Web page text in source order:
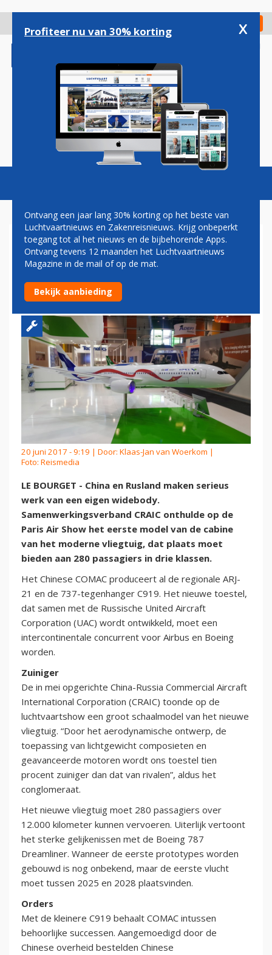
gaan
Check in
Magazine Podcasts Vacatures
CRAIC ONTHULT INTERIEUR
CHINEES-RUSSISCHE
TEGENHANGER BOEING 787
20 juni 2017 - 9:19 | Door: Klaas-Jan van Woerkom |
Foto: Reismedia
LE BOURGET - China en Rusland maken serieus
werk van een eigen widebody.
Samenwerkingsverband CRAIC onthulde op de
Paris Air Show het eerste model van de cabine
van het moderne vliegtuig, dat plaats moet
bieden aan 280 passagiers in drie klassen.
Het Chinese COMAC produceert al de regionale ARJ-
21 en de 737-tegenhanger C919. Het nieuwe toestel,
dat samen met de Russische United Aircraft
Corporation (UAC) wordt ontwikkeld, moet een
intercontinentale concurrent voor Airbus en Boeing
worden.
Zuiniger
De in mei opgerichte China-Russia Commercial Aircraft
International Corporation (CRAIC) toonde op de
luchtvaartshow een groot schaalmodel van het nieuwe
vliegtuig. “Door het aerodynamische ontwerp, de
toepassing van lichtgewicht composieten en
geavanceerde motoren wordt ons toestel tien
procent zuiniger dan dat van rivalen”, aldus het
conglomeraat.
Het nieuwe vliegtuig moet 280 passagiers over
12.000 kilometer kunnen vervoeren. Uiterlijk vertoont
het sterke gelijkenissen met de Boeing 787
Dreamliner. Wanneer de eerste prototypes worden
gebouwd is nog onbekend, maar de eerste vlucht
moet tussen 2025 en 2028 plaatsvinden.
Orders
Met de kleinere C919 behaalt COMAC intussen
behoorlijke successen. Aangemoedigd door de
Chinese overheid bestelden Chinese
Profiteer nu van 30% korting x
Ontvang een jaar lang 30% korting op het beste van
Luchtvaartnieuws en Zakenreisnieuws. Krijg onbeperkt
toegang tot al het nieuws en de bijbehorende Apps.
Ontvang tevens 12 maanden het Luchtvaartnieuws
Magazine in de mail of op de mat.
Bekijk aanbieding